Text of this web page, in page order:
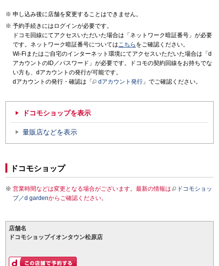
申し込み後に店舗を変更することはできません。
予約手続きにはログインが必要です。
ドコモ回線にてアクセスいただいた場合は「ネットワーク暗証番号」が必要
です。ネットワーク暗証番号についてはこちら をご確認ください。
Wi-Fiまたはご自宅のインターネット環境にてアクセスいただいた場合は「d
アカウントのID／パスワード」が必要です。ドコモの契約回線をお持ちでな
い方も、dアカウントの発行が可能です。
dアカウントの発行・確認は「
dアカウント発行 」でご確認ください。
ドコモショップを表示
量販店などを表示
ドコモショップ
営業時間などは変更となる場合がございます。最新の情報は
ドコモショッ
プ／d gardenからご確認ください。
店舗名
ドコモショップイオンタウン松原店